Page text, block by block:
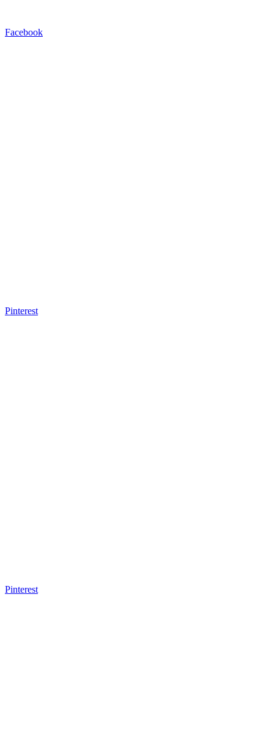
Facebook
Pinterest
Pinterest